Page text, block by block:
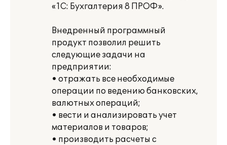
«1С: Бухгалтерия 8 ПРОФ».
Внедренный программный
продукт позволил решить
следующие задачи на
предприятии:
• отражать все необходимые
операции по ведению банковских,
валютных операций;
• вести и анализировать учет
материалов и товаров;
• производить расчеты с